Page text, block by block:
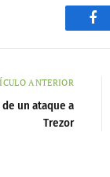
ANTERIOR
un ataque a
Trezor